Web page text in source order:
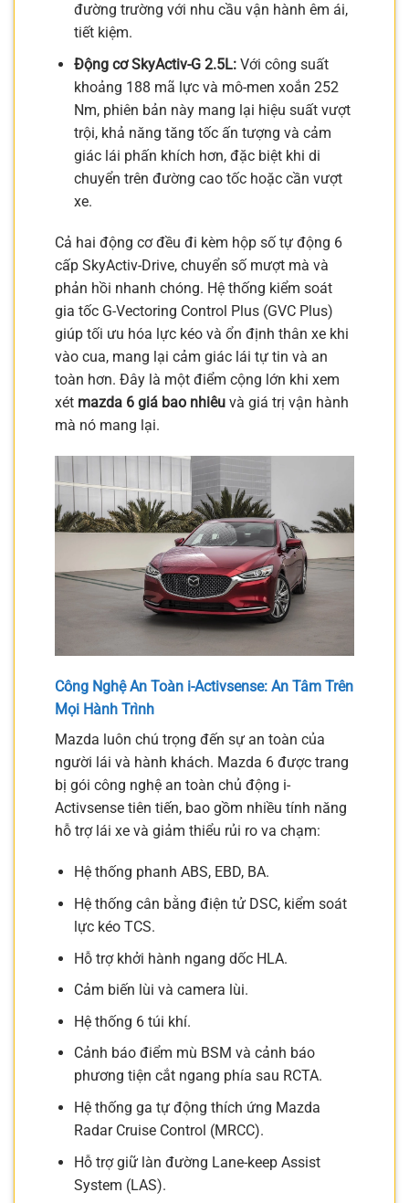
đường trường với nhu cầu vận hành êm ái,
tiết kiệm.
Động cơ SkyActiv-G 2.5L:Với công suất
khoảng 188 mã lực và mô-men xoắn 252
Nm, phiên bản này mang lại hiệu suất vượt
trội, khả năng tăng tốc ấn tượng và cảm
giác lái phấn khích hơn, đặc biệt khi di
chuyển trên đường cao tốc hoặc cần vượt
xe.
Cả hai động cơ đều đi kèm hộp số tự động 6
cấp SkyActiv-Drive, chuyển số mượt mà và
phản hồi nhanh chóng. Hệ thống kiểm soát
gia tốc G-Vectoring Control Plus (GVC Plus)
giúp tối ưu hóa lực kéo và ổn định thân xe khi
vào cua, mang lại cảm giác lái tự tin và an
toàn hơn. Đây là một điểm cộng lớn khi xem
xét mazda 6 giá bao nhiêu và giá trị vận hành
mà nó mang lại.
Công Nghệ An Toàn i-Activsense: An Tâm Trên
Mọi Hành Trình
Mazda luôn chú trọng đến sự an toàn của
người lái và hành khách. Mazda 6 được trang
bị gói công nghệ an toàn chủ động i-
Activsense tiên tiến, bao gồm nhiều tính năng
hỗ trợ lái xe và giảm thiểu rủi ro va chạm:
Hệ thống phanh ABS, EBD, BA.
Hệ thống cân bằng điện tử DSC, kiểm soát
lực kéo TCS.
Hỗ trợ khởi hành ngang dốc HLA.
Cảm biến lùi và camera lùi.
Hệ thống 6 túi khí.
Cảnh báo điểm mù BSM và cảnh báo
phương tiện cắt ngang phía sau RCTA.
Hệ thống ga tự động thích ứng Mazda
Radar Cruise Control (MRCC).
Hỗ trợ giữ làn đường Lane-keep Assist
System (LAS).